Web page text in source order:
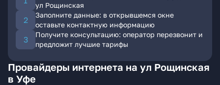
ул Рощинская
Заполните данные: в открывшемся окне
оставьте контактную информацию
Получите консультацию: оператор перезвонит и
предложит лучшие тарифы
Провайдеры интернета на ул Рощинская
в Уфе